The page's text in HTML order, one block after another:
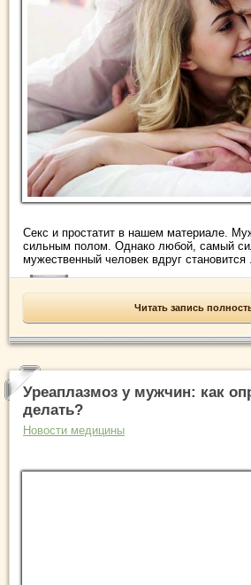
Секс и простатит в нашем материале.
сильным полом. Однако любой, самый
мужественный человек вдруг становится
Читать запись
Уреаплазмоз у мужчин: как
делать?
Новости медицины